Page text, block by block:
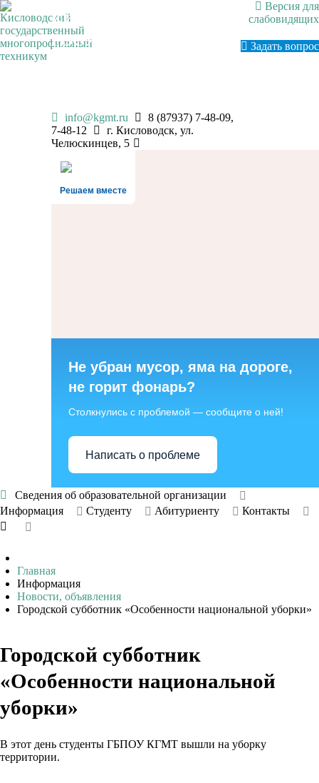
КИСЛОВОДСКИЙ
ГОСУДАРСТВЕННЫЙ
info@kgmt.ru
8 (87937) 7-48-09,
7-48-12
г. Кисловодск, ул.
Челюскинцев, 5
Версия для
слабовидящих
Задать вопрос
Решаем вместе
Не убран мусор, яма на дороге,
не горит фонарь?
Столкнулись с проблемой — сообщите о ней!
Написать о проблеме
Сведения об образовательной организации
Информация
Студенту Абитуриенту Контакты
Главная
Информация
Новости, объявления
Городской субботник «Особенности национальной уборки»
Городской субботник
«Особенности национальной
уборки»
В этот день студенты ГБПОУ КГМТ вышли на уборку
территории.